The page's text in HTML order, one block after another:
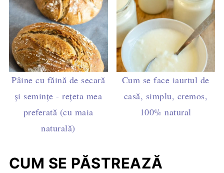
Pâine cu făină de secară
și semințe - rețeta mea
preferată (cu maia
naturală)
Cum se face iaurtul de
casă, simplu, cremos,
100% natural
CUM SE PĂSTREAZĂ